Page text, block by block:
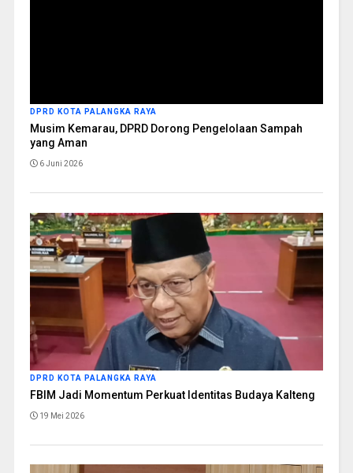
DPRD KOTA PALANGKA RAYA
Musim Kemarau, DPRD Dorong Pengelolaan Sampah
yang Aman
6 Juni 2026
DPRD KOTA PALANGKA RAYA
FBIM Jadi Momentum Perkuat Identitas Budaya Kalteng
19 Mei 2026